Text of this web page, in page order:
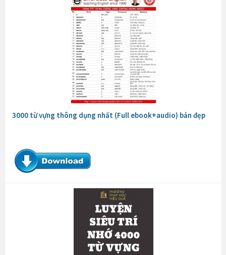
3000 từ vựng thông dụng nhất (Full ebook+audio) bản đẹp